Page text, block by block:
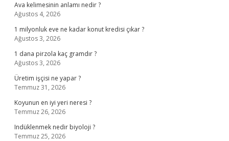
Ava kelimesinin anlamı nedir ?
Ağustos 4, 2026
1 milyonluk eve ne kadar konut kredisi çıkar ?
Ağustos 3, 2026
1 dana pirzola kaç gramdır ?
Ağustos 3, 2026
Üretim işçisi ne yapar ?
Temmuz 31, 2026
Koyunun en iyi yeri neresi ?
Temmuz 26, 2026
Indüklenmek nedir biyoloji ?
Temmuz 25, 2026